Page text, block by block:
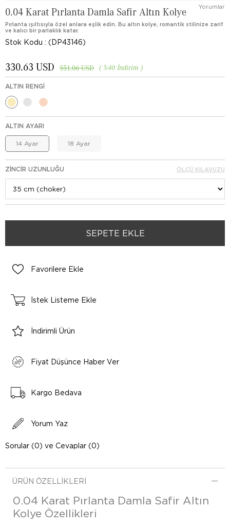
0.04 Karat Pırlanta Damla Safir Altın Kolye Yorumlar
Pırlanta ışıltısıyla özel anlara eşlik edin. Bu altın kolye, romantik stilinize zarif
ve kalıcı bir parlaklık katar.
Stok Kodu (DP43146)
%40 İndirim
551.06 USD
330.63 USD
ALTIN RENGI
ALTIN AYARI
14 Ayar 18 Ayar
ZINCIR UZUNLUĞU ÖLÇÜ KILAVUZU
Favorilere Ekle
İstek Listeme Ekle
İndirimli Ürün
Fiyat Düşünce Haber Ver
Kargo Bedava
Yorum Yaz
Sorular (0) ve Cevaplar (0)
ÜRÜN ÖZELLIKLERI
0.04 Karat Pırlanta Damla Safir Altın
Kolye Özellikleri